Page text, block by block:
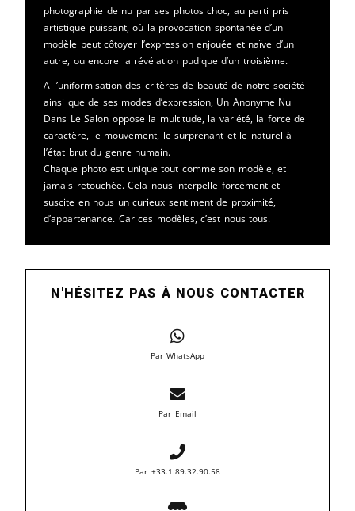
photographie de nu par ses photos choc, au parti pris
artistique puissant, où la provocation spontanée d’un
modèle peut côtoyer l’expression enjouée et naïve d’un
autre, ou encore la révélation pudique d’un troisième.
A l’uniformisation des critères de beauté de notre société
ainsi que de ses modes d’expression, Un Anonyme Nu
Dans Le Salon oppose la multitude, la variété, la force de
caractère, le mouvement, le surprenant et le naturel à
l’état brut du genre humain.
Chaque photo est unique tout comme son modèle, et
jamais retouchée. Cela nous interpelle forcément et
suscite en nous un curieux sentiment de proximité,
d’appartenance. Car ces modèles, c’est nous tous.
N'HÉSITEZ PAS À NOUS CONTACTER
Par WhatsApp
Par Email
Par +33.1.89.32.90.58